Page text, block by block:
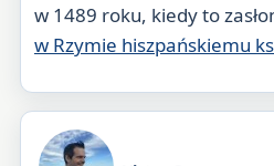
w 1489 roku, kiedy to
w Rzymie hiszpańskiemu